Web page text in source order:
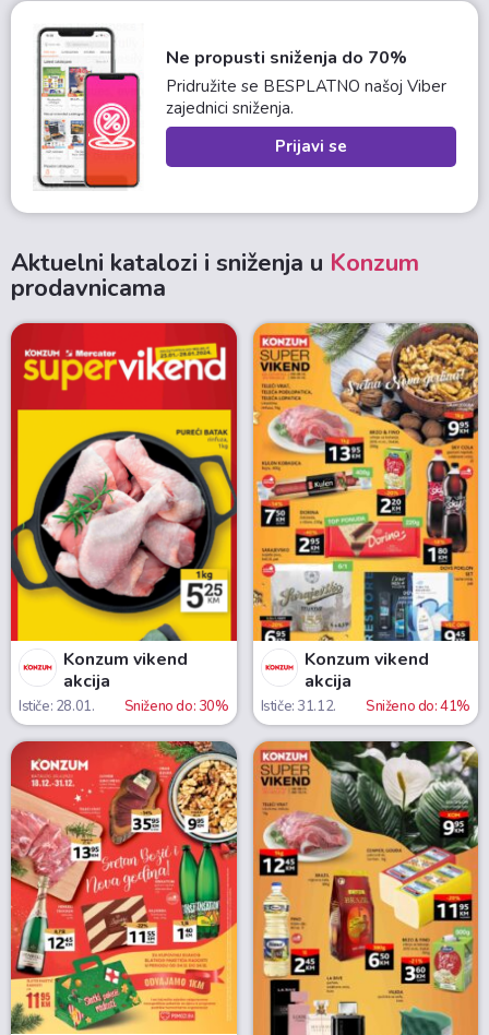
Ne propusti sniženja do 70%
Pridružite se BESPLATNO našoj Viber
zajednici sniženja.
Prijavi se
Aktuelni katalozi i sniženja u Konzum
prodavnicama
Konzum vikend
akcija
Ističe: 28.01. Sniženo do: 30%
Konzum vikend
akcija
Ističe: 31.12. Sniženo do: 41%